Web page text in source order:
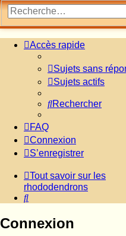
Accès rapide
Sujets sans
Sujets actifs
Rechercher
FAQ
Connexion
S’enregistrer
Tout savoir sur les
rhododendrons
Rechercher
Connexion